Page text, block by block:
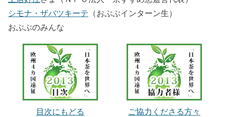
シモナ・ザバツキーテ （おぶぶインターン生）
おぶぶのみんな
目次にもどる ご協力くださる方々